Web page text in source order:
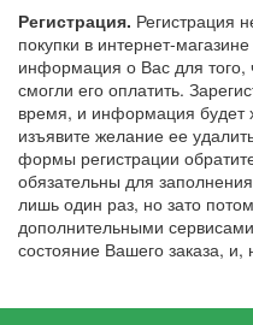
Регистрация. Регистрация
покупки в интернет-
информация о Вас для того,
смогли его оплатить.
время, и информация будет
изъявите желание ее
формы регистрации
обязательны для
лишь один раз, но зато
дополнительными
состояние Вашего заказа, и,